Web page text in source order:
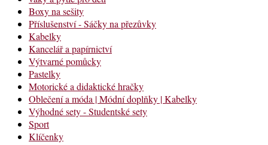
Boxy na sešity
Příslušenství - Sáčky na přezůvky
Kabelky
Kancelář a papírnictví
Výtvarné pomůcky
Pastelky
Motorické a didaktické hračky
Oblečení a móda | Módní doplňky | Kabelky
Výhodné sety - Studentské sety
Sport
Klíčenky